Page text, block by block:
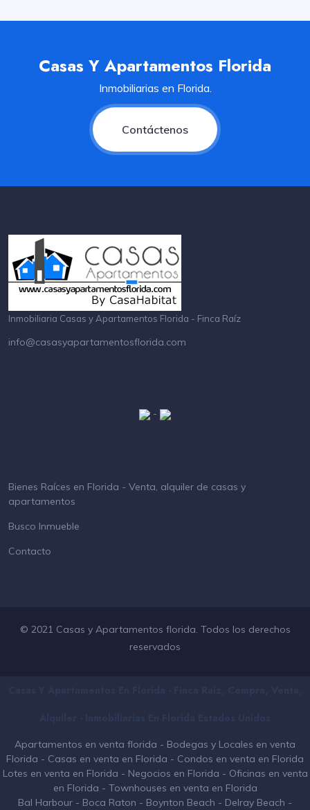
Casas Y Apartamentos Florida
Inmobiliarias en Florida.
Contáctenos
Inmobiliaria Casas y Apartamentos Florida - Finca Raíz
info@casasyapartamentosflorida.com
-
Bienes Raíces en Florida - Venta, alquiler de casas y
apartamentos
Busco Inmueble
Contacto
© 2021 Casas y Apartamentos florida. Todos los derechos
reservados
Apartamentos en venta florida - Bodegas y Locales en venta
Florida - Casas en venta en Florida - Condos en venta en Florida
Lotes en venta en Florida - Negocios en Florida - Oficinas en venta
en Florida - Townhouses en venta en Florida
Bal Harbour - Boca Raton - Boynton Beach - Delray Beach -